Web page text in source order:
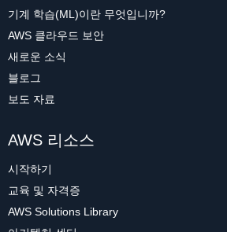
기계 학습(ML)이란 무엇입니까?
AWS 클라우드 보안
새로운 소식
블로그
보도 자료
AWS 리소스
시작하기
교육 및 자격증
AWS Solutions Library